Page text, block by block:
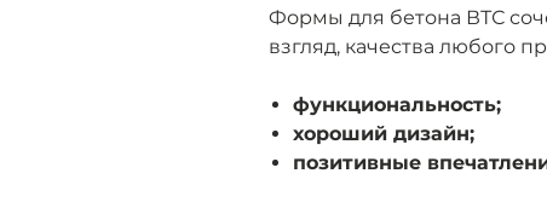
Формы для бетона ВТС
взгляд, качества любого
функциональность;
хороший дизайн;
позитивные